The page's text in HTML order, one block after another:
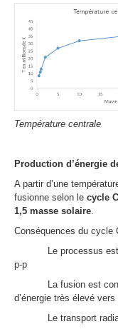
Température centrale
Production d’énergie
A partir d’une
fusionne selon le cycle
1,5 masse solaire.
Conséquences du cycle
Le processus
p-p
La fusion est
d’énergie très élevé
Le transport